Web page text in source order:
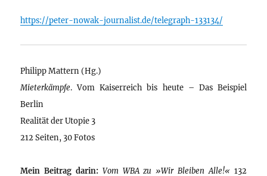
https://peter-nowak-journalist.de/telegraph-133134/
Philipp Mattern (Hg.)
Mieterkämpfe. Vom Kaiserreich bis heute – Das Beispiel
Berlin
Realität der Utopie 3
212 Seiten, 30 Fotos
Mein Beitrag darin: Vom WBA zu »Wir Bleiben Alle!« 132